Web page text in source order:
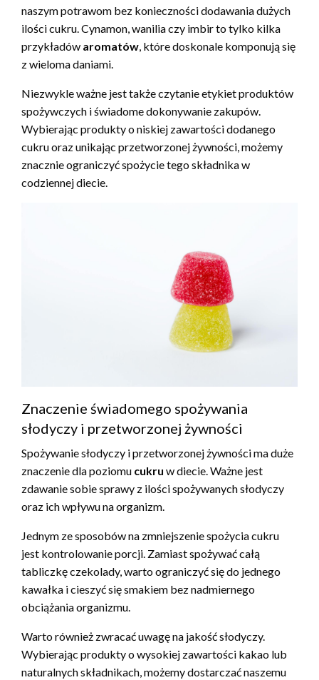
naszym potrawom bez konieczności dodawania dużych
ilości cukru. Cynamon, wanilia czy imbir to tylko kilka
przykładów aromatów , które doskonale komponują się
z wieloma daniami.
Niezwykle ważne jest także czytanie etykiet produktów
spożywczych i świadome dokonywanie zakupów.
Wybierając produkty o niskiej zawartości dodanego
cukru oraz unikając przetworzonej żywności, możemy
znacznie ograniczyć spożycie tego składnika w
codziennej diecie.
Znaczenie świadomego spożywania
słodyczy i przetworzonej żywności
Spożywanie słodyczy i przetworzonej żywności ma duże
znaczenie dla poziomu cukru w diecie. Ważne jest
zdawanie sobie sprawy z ilości spożywanych słodyczy
oraz ich wpływu na organizm.
Jednym ze sposobów na zmniejszenie spożycia cukru
jest kontrolowanie porcji. Zamiast spożywać całą
tabliczkę czekolady, warto ograniczyć się do jednego
kawałka i cieszyć się smakiem bez nadmiernego
obciążania organizmu.
Warto również zwracać uwagę na jakość słodyczy.
Wybierając produkty o wysokiej zawartości kakao lub
naturalnych składnikach, możemy dostarczać naszemu